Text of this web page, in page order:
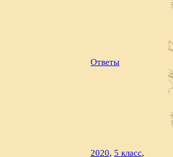
Ответы
2020, 5 класс,